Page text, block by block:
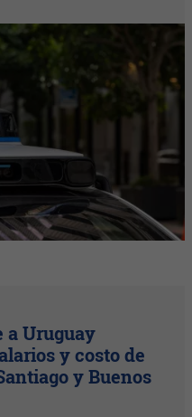
a Uruguay
y costo de
y Buenos